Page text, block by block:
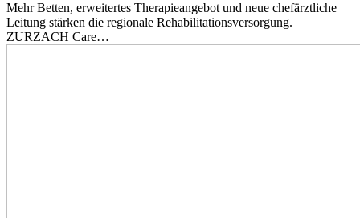
Mehr Betten, erweitertes Therapieangebot und neue chefärztliche
Leitung stärken die regionale Rehabilitationsversorgung.
ZURZACH Care…